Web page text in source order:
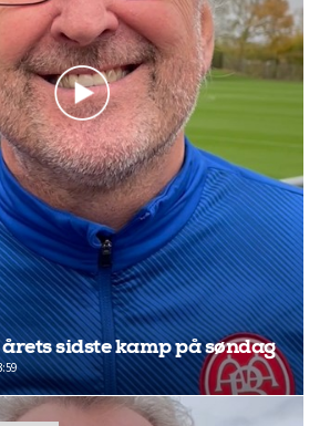
sidste kamp på søndag